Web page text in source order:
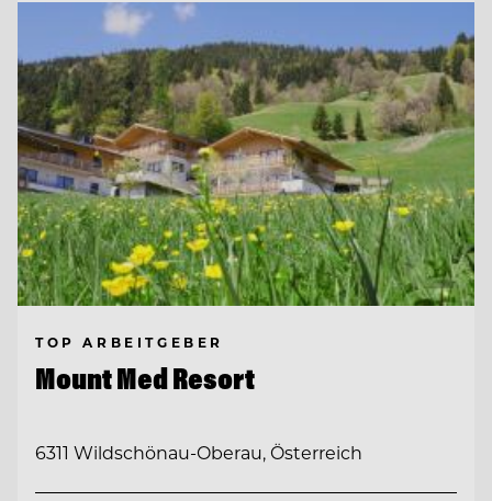
TOP ARBEITGEBER
Mount Med Resort
6311 Wildschönau-Oberau, Österreich